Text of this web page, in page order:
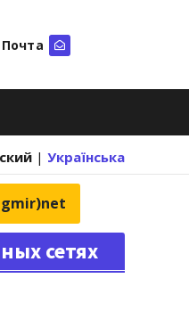
Почта
| Українська
сетях